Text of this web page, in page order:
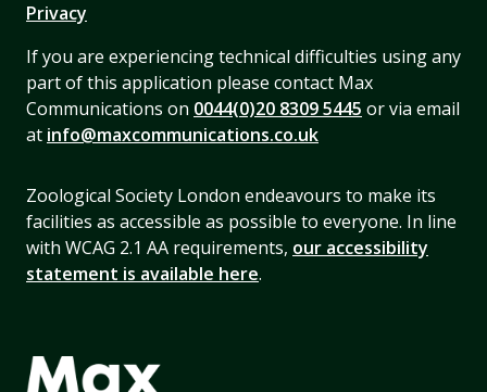
Privacy
If you are experiencing technical difficulties using any
part of this application please contact Max
Communications on 0044(0)20 8309 5445 or via email
at info@maxcommunications.co.uk
Zoological Society London endeavours to make its
facilities as accessible as possible to everyone. In line
with WCAG 2.1 AA requirements, our accessibility
statement is available here.